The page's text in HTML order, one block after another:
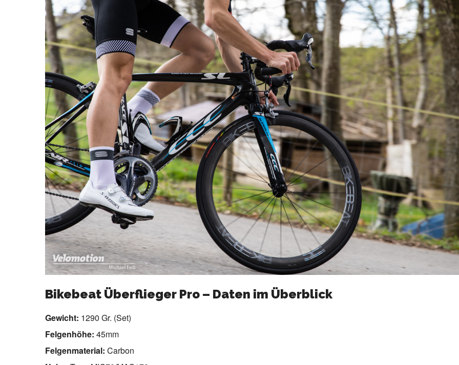
Bikebeat Überflieger Pro – Daten im Überblick
Gewicht: 1290 Gr. (Set)
Felgenhöhe: 45mm
Felgenmaterial: Carbon